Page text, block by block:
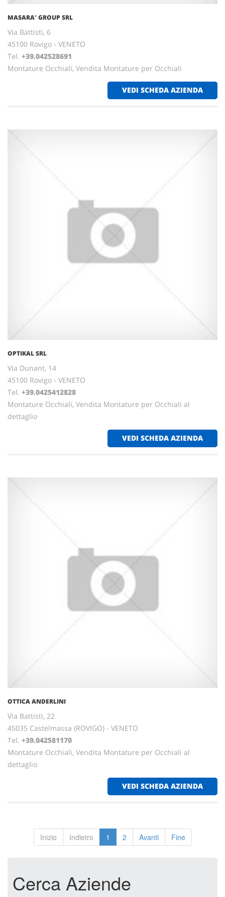
MASARA' GROUP SRL
Via Battisti, 6
45100 Rovigo - VENETO
Tel. +39.042528691
Montature Occhiali, Vendita Montature per Occhiali
VEDI SCHEDA AZIENDA
OPTIKAL SRL
Via Dunant, 14
45100 Rovigo - VENETO
Tel. +39.0425412828
Montature Occhiali, Vendita Montature per Occhiali al
dettaglio
VEDI SCHEDA AZIENDA
OTTICA ANDERLINI
Via Battisti, 22
45035 Castelmassa (ROVIGO) - VENETO
Tel. +39.042581170
Montature Occhiali, Vendita Montature per Occhiali al
dettaglio
VEDI SCHEDA AZIENDA
Inizio Indietro 1 2 Avanti Fine
Cerca Aziende